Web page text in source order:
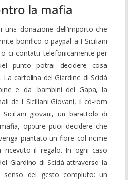
la mafia
una donazione dell’importo che
bonifico o paypal a I Siciliani
o ci contatti telefonicamente per
punto potrai decidere cosa
La cartolina del Giardino di Scidà
e dai bambini del Gapa, la
de I Siciliani Giovani, il cd-rom
giovani, un barattolo di
oppure puoi decidere che
piantato un fiore col nome
ricevuto il regalo. In ogni caso
Giardino di Scidà attraverso la
senso del gesto compiuto: un